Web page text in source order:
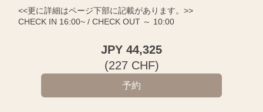
<<更に詳細はページ下部に記載があります。>>
CHECK IN 16:00~ / CHECK OUT ～ 10:00
JPY 44,325
(227 CHF)